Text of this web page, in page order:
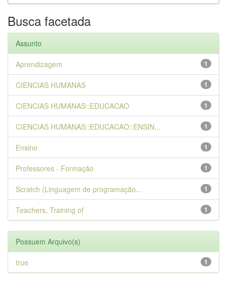
Busca facetada
Assunto
1
Aprendizagem
1
CIENCIAS HUMANAS
1
CIENCIAS HUMANAS::EDUCACAO
1
CIENCIAS HUMANAS::EDUCACAO::ENSIN...
1
Ensino
1
Professores - Formação
1
Scratch (Linguagem de programação...
1
Teachers, Training of
Possuem Arquivo(s)
1
true